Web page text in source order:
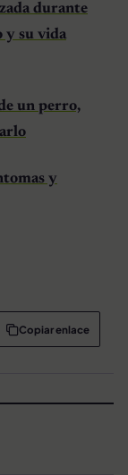
durante
y su vida
un perro,
y
Copiar enlace